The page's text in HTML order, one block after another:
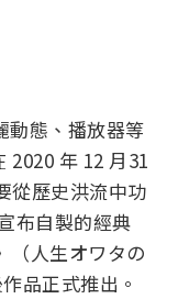
動態、播放器等
2020 年 12 月31
從歷史洪流中功
布自製的經典
（人生オワタの
品正式推出。